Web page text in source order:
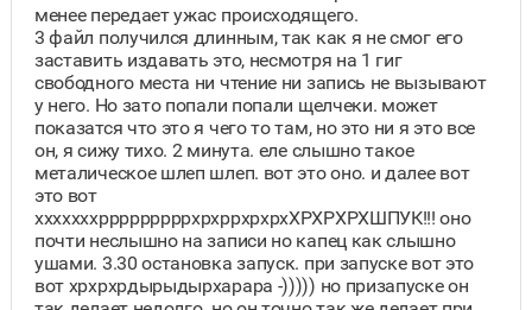
менее передает ужас происходящего.
3 файл получился длинным, так как я не смог его
заставить издавать это, несмотря на 1 гиг
свободного места ни чтение ни запись не вызывают
у него. Но зато попали попали щелчеки. может
показатся что это я чего то там, но это ни я это все
он, я сижу тихо. 2 минута. еле слышно такое
металическое шлеп шлеп. вот это оно. и далее вот
это вот
хххххххрррррррррхрхррхрхрхХРХРХРХШПУК!!! оно
почти неслышно на записи но капец как слышно
ушами. 3.30 остановка запуск. при запуске вот это
вот хрхрхрдырыдырхарара -))))) но призапуске он